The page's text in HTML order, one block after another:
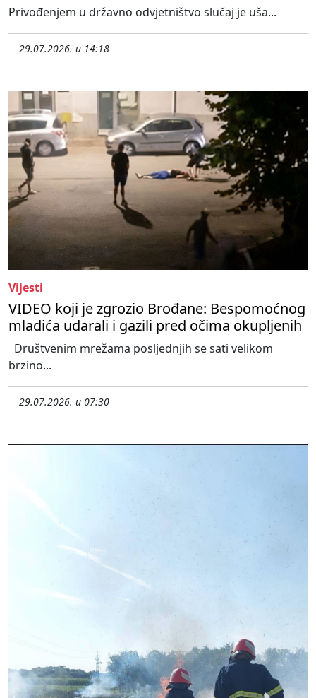
Privođenjem u državno odvjetništvo slučaj je uša...
29.07.2026. u 14:18
Vijesti
VIDEO koji je zgrozio Brođane: Bespomoćnog
mladića udarali i gazili pred očima okupljenih
Društvenim mrežama posljednjih se sati velikom
brzino...
29.07.2026. u 07:30